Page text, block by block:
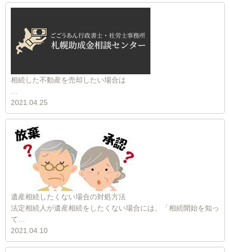
相続した不動産を売却したい場合は
2021.04.25
遺産相続したくない場合の対処方法
法定相続人が遺産相続をしたくない場合には、「相続開始を知っ
て…
2021.04.10